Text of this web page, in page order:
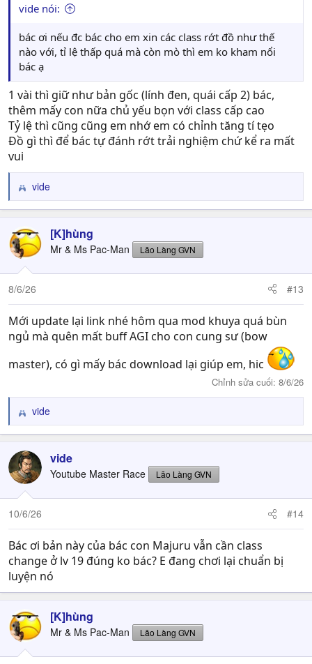
vide nói:
bác ơi nếu đc bác cho em xin các class rớt đồ như thế
nào với, tỉ lệ thấp quá mà còn mò thì em ko kham nổi
bác ạ
1 vài thì giữ như bản gốc (lính đen, quái cấp 2) bác,
thêm mấy con nữa chủ yếu bọn với class cấp cao
Tỷ lệ thì cũng cũng em nhớ em có chỉnh tăng tí tẹo
Đồ gì thì để bác tự đánh rớt trải nghiệm chứ kể ra mất
vui
R
e
c
t
i
o
n
s
vide
[K]hùng
Mr & Ms Pac-Man Lão Làng GVN
8/6/26 #13
Mới update lại link nhé hôm qua mod khuya quá bùn
ngủ mà quên mất buff AGI cho con cung sư (bow
master), có gì mấy bác download lại giúp em, hic
Chỉnh sửa cuối: 8/6/26
R
e
c
t
i
o
n
vide
vide
Youtube Master Race Lão Làng GVN
10/6/26 #14
Bác ơi bản này của bác con Majuru vẫn cần class
change ở lv 19 đúng ko bác? E đang chơi lại chuẩn bị
luyện nó
[K]hùng
Mr & Ms Pac-Man Lão Làng GVN